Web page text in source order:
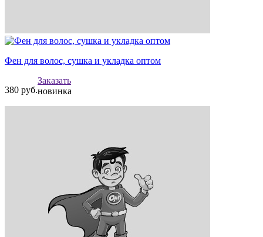
Фен для волос, сушка и укладка оптом
380 руб.
Заказать
новинка